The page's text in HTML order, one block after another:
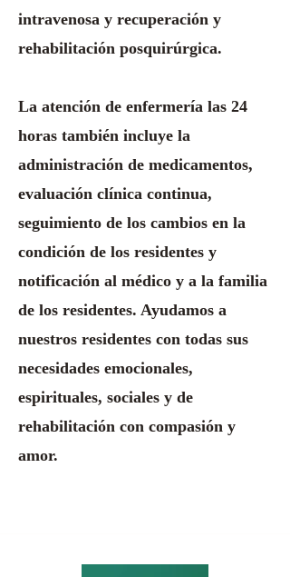
intravenosa y recuperación y
rehabilitación posquirúrgica.
La atención de enfermería las 24
horas también incluye la
administración de medicamentos,
evaluación clínica continua,
seguimiento de los cambios en la
condición de los residentes y
notificación al médico y a la familia
de los residentes. Ayudamos a
nuestros residentes con todas sus
necesidades emocionales,
espirituales, sociales y de
rehabilitación con compasión y
amor.